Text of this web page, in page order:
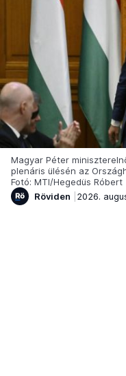
Magyar Péter
plenáris ülésén az
Fotó: MTI/Hegedüs Róbert
Röviden
2026.